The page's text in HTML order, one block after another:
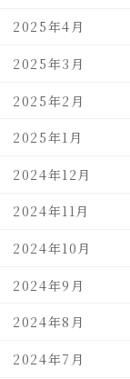
2025年4月
2025年3月
2025年2月
2025年1月
2024年12月
2024年11月
2024年10月
2024年9月
2024年8月
2024年7月